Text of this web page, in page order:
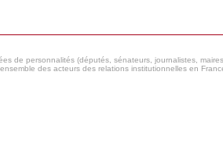
de personnalités (députés, sénateurs, journalistes,
des acteurs des relations institutionnelles en